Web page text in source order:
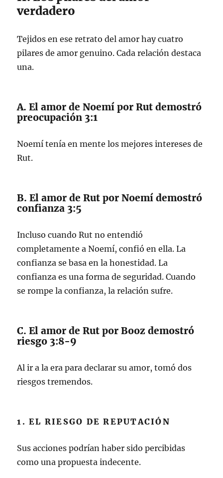
verdadero
Tejidos en ese retrato del amor hay cuatro
pilares de amor genuino. Cada relación destaca
una.
A. El amor de Noemí por Rut demostró
preocupación 3:1
Noemí tenía en mente los mejores intereses de
Rut.
B. El amor de Rut por Noemí demostró
confianza 3:5
Incluso cuando Rut no entendió
completamente a Noemí, confió en ella. La
confianza se basa en la honestidad. La
confianza es una forma de seguridad. Cuando
se rompe la confianza, la relación sufre.
C. El amor de Rut por Booz demostró
riesgo 3:8-9
Al ir a la era para declarar su amor, tomó dos
riesgos tremendos.
1. EL RIESGO DE REPUTACIÓN
Sus acciones podrían haber sido percibidas
como una propuesta indecente.